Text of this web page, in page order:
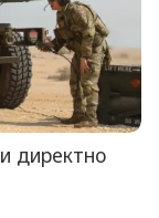
директно